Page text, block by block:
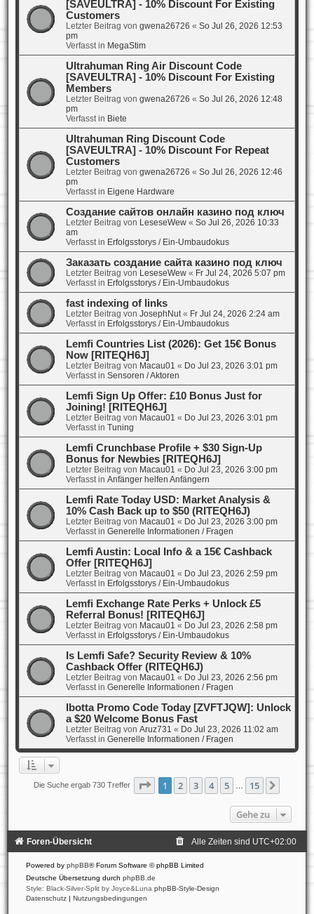
[SAVEULTRA] - 10% Discount For Existing
Customers
Letzter Beitrag von gwena26726 « So Jul 26, 2026 12:53
pm
Verfasst in MegaStim
Ultrahuman Ring Air Discount Code
[SAVEULTRA] - 10% Discount For Existing
Members
Letzter Beitrag von gwena26726 « So Jul 26, 2026 12:48
pm
Verfasst in Biete
Ultrahuman Ring Discount Code
[SAVEULTRA] - 10% Discount For Repeat
Customers
Letzter Beitrag von gwena26726 « So Jul 26, 2026 12:46
pm
Verfasst in Eigene Hardware
Создание сайтов онлайн казино под ключ
Letzter Beitrag von LeseseWew« So Jul 26, 2026 10:33
am
Verfasst in Erfolgsstorys / Ein-Umbaudokus
Заказать создание сайта казино под ключ
Letzter Beitrag von LeseseWew« Fr Jul 24, 2026 5:07 pm
Verfasst in Erfolgsstorys / Ein-Umbaudokus
fast indexing of links
Letzter Beitrag von JosephNut« Fr Jul 24, 2026 2:24 am
Verfasst in Erfolgsstorys / Ein-Umbaudokus
Lemfi Countries List (2026): Get 15€ Bonus
Now [RITEQH6J]
Letzter Beitrag von Macau01 « Do Jul 23, 2026 3:01 pm
Verfasst in Sensoren / Aktoren
Lemfi Sign Up Offer: £10 Bonus Just for
Joining! [RITEQH6J]
Letzter Beitrag von Macau01 « Do Jul 23, 2026 3:01 pm
Verfasst in Tuning
Lemfi Crunchbase Profile + $30 Sign-Up
Bonus for Newbies [RITEQH6J]
Letzter Beitrag von Macau01 « Do Jul 23, 2026 3:00 pm
Verfasst in Anfänger helfen Anfängern
Lemfi Rate Today USD: Market Analysis &
10% Cash Back up to $50 (RITEQH6J)
Letzter Beitrag von Macau01 « Do Jul 23, 2026 3:00 pm
Verfasst in Generelle Informationen / Fragen
Lemfi Austin: Local Info & a 15€ Cashback
Offer [RITEQH6J]
Letzter Beitrag von Macau01 « Do Jul 23, 2026 2:59 pm
Verfasst in Erfolgsstorys / Ein-Umbaudokus
Lemfi Exchange Rate Perks + Unlock £5
Referral Bonus! [RITEQH6J]
Letzter Beitrag von Macau01 « Do Jul 23, 2026 2:58 pm
Verfasst in Erfolgsstorys / Ein-Umbaudokus
Is Lemfi Safe? Security Review & 10%
Cashback Offer (RITEQH6J)
Letzter Beitrag von Macau01 « Do Jul 23, 2026 2:56 pm
Verfasst in Generelle Informationen / Fragen
Ibotta Promo Code Today [ZVFTJQW]: Unlock
a $20 Welcome Bonus Fast
Letzter Beitrag von Aruz731 « Do Jul 23, 2026 11:02 am
Verfasst in Generelle Informationen / Fragen
Die Suche ergab 730 Treffer Seite 1von 15
1 2 3 4 5 15
Gehe zu
Foren-Übersicht Alle Zeiten sind UTC+02:00
Powered by phpBB® Forum Software © phpBB Limited
Deutsche Übersetzung durch phpBB.de
Style: Black-Silver-Split by Joyce&Luna phpBB-Style-Design
Datenschutz | Nutzungsbedingungen